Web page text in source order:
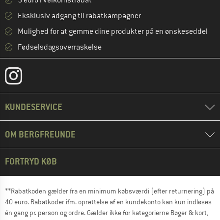
Eksklusiv adgang til rabatkampagner
Mulighed for at gemme dine produkter på en ønskeseddel
Fødselsdagsoverraskelse
KUNDESERVICE
OM BERGFREUNDE
FORTRYD KØB
**Rabatkoden gælder fra en minimum købsværdi (efter returnering) på
40 euro. Rabatkoder ifm. oprettelse af en kundekonto kan kun indløses
én gang pr. person og ordre. Gælder ikke for kategorierne Bøger & kort,